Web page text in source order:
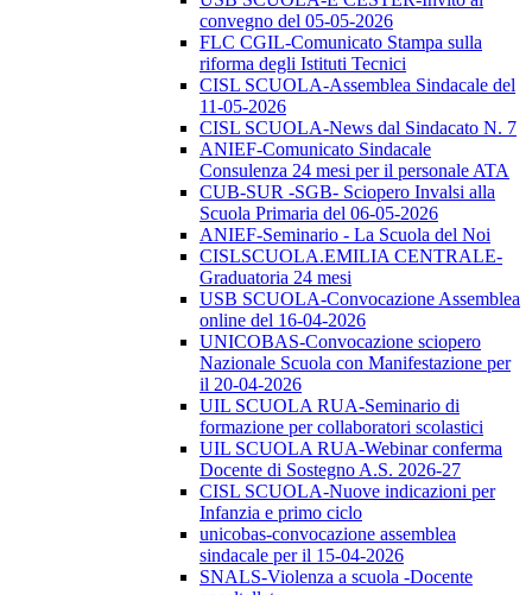
convegno del 05-05-2026
FLC CGIL-Comunicato Stampa sulla
riforma degli Istituti Tecnici
CISL SCUOLA-Assemblea Sindacale del
11-05-2026
CISL SCUOLA-News dal Sindacato N. 7
ANIEF-Comunicato Sindacale
Consulenza 24 mesi per il personale ATA
CUB-SUR -SGB- Sciopero Invalsi alla
Scuola Primaria del 06-05-2026
ANIEF-Seminario - La Scuola del Noi
CISLSCUOLA.EMILIA CENTRALE-
Graduatoria 24 mesi
USB SCUOLA-Convocazione Assemblea
online del 16-04-2026
UNICOBAS-Convocazione sciopero
Nazionale Scuola con Manifestazione per
il 20-04-2026
UIL SCUOLA RUA-Seminario di
formazione per collaboratori scolastici
UIL SCUOLA RUA-Webinar conferma
Docente di Sostegno A.S. 2026-27
CISL SCUOLA-Nuove indicazioni per
Infanzia e primo ciclo
unicobas-convocazione assemblea
sindacale per il 15-04-2026
SNALS-Violenza a scuola -Docente